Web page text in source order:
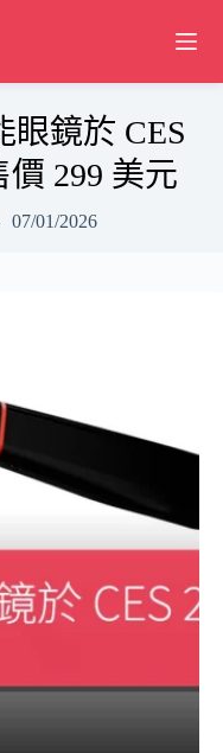
眼鏡於 CES
299 美元
07/01/2026